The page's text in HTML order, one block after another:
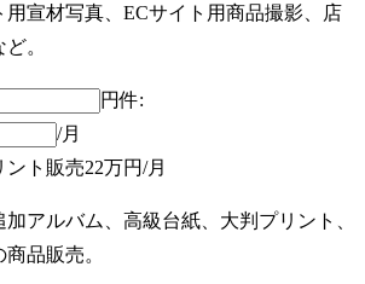
宣材写真、ECサイト用商品撮影、店
。
円件:
/月
ント販売22万円/月
アルバム、高級台紙、大判プリント、
品販売。